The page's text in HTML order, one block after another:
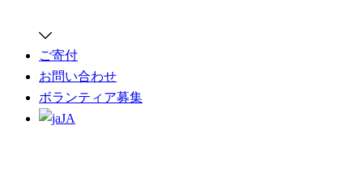
ご寄付
お問い合わせ
ボランティア募集
JA